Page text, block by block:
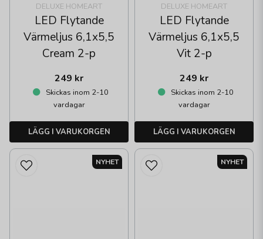
DELUXE HOMEART
LED Flytande
Värmeljus 6,1x5,5
Cream 2-p
249 kr
Skickas inom 2-10
vardagar
LÄGG I VARUKORGEN
DELUXE HOMEART
LED Flytande
Värmeljus 6,1x5,5
Vit 2-p
249 kr
Skickas inom 2-10
vardagar
LÄGG I VARUKORGEN
NYHET NYHET